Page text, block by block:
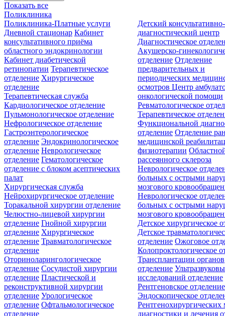
Показать все
Поликлиника
Поликлиника-Платные услуги
Дневной стационар Кабинет
консультативного приёма
областного эндокринологии
Кабинет диабетической
ретинопатии Терапевтическое
отделение Хирургическое
отделение
Детский консультативно-
диагностический центр
Диагностическое
Акушерско-
отделение Отделение
предварительных и
периодических
осмотровЦентр
онкологической помощи
Терапевтическая служба
Кардиологическое отделение
Пульмонологическое отделение
Нефрологическое отделение
Гастроэнтерологическое
отделение Эндокринологическое
отделение Неврологическое
отделение Гематологическое
отделение c блоком асептических
палат
Ревматологическое
Терапевтическое
Функциональной
отделение Отделение
медицинской
физиотерапии
рассеянного склероза
Неврологическое
больных с острыми
мозгового
Неврологическое
больных с острыми
мозгового
Хирургическая служба
Нейрохирургическое отделение
Торакальной хирургии отделение
Челюстно-лицевой хирургии
отделение Гнойной хирургии
отделение Хирургическое
отделение Травматологическое
отделение
Оториноларингологическое
отделение Сосудистой хирургии
отделение Пластической и
реконструктивной хирургии
отделение Урологическое
отделение Офтальмологическое
отделение
Детское хирургическое
Детское
отделение Ожоговое
Колопроктологическое
Трансплантации органов
отделение
исследований отделение
Рентгеновское отделение
Эндоскопическое
Рентгенохирургических
диагностики и лечения